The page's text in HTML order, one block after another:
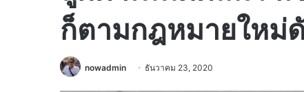
ก็ตามกฎหมายใหม่
nowadmin ธันวาคม 23, 2020